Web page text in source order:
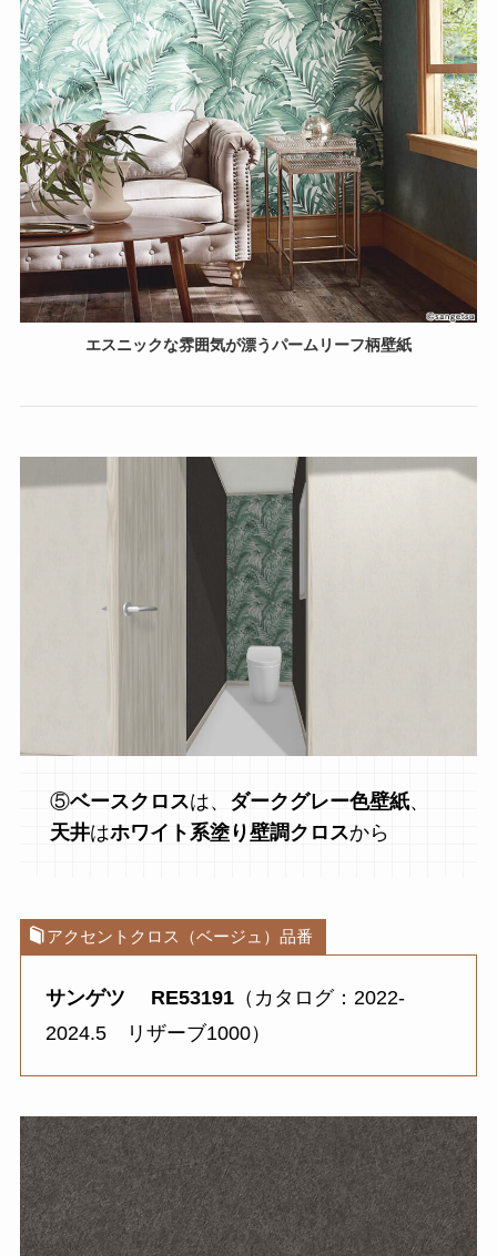
エスニックな雰囲気が漂うパームリーフ柄壁紙
⑤ベースクロスは、 ダークグレー色壁紙、
天井はホワイト系塗り壁調クロスから
アクセントクロス（ベージュ）品番
サンゲツ RE53191 （カタログ：2022-
2024.5 リザーブ1000）